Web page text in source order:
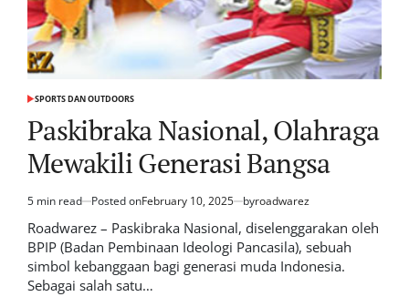
POSTED
SPORTS DAN OUTDOORS
Paskibraka Nasional, Olahraga
Mewakili Generasi Bangsa
Estimated
read
time
5 min read Posted onFebruary 10, 2025 byroadwarez
Roadwarez – Paskibraka Nasional, diselenggarakan oleh
BPIP (Badan Pembinaan Ideologi Pancasila), sebuah
simbol kebanggaan bagi generasi muda Indonesia.
Sebagai salah satu…